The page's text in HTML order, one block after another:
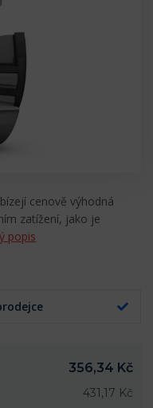
cenově výhodná
zatížení, jako je
popis
356,34 Kč
431,17 Kč